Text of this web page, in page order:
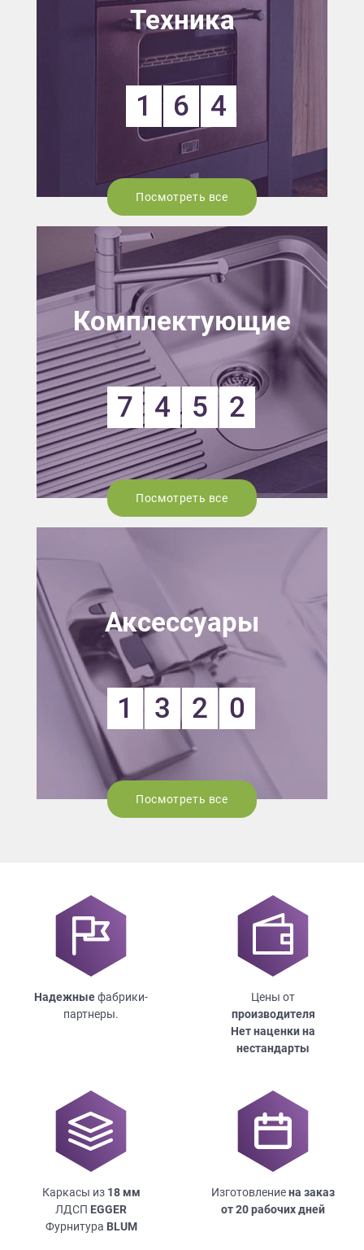
Техника
1 6 4
Посмотреть все
Комплектующие
7 4 5 2
Посмотреть все
Аксессуары
1 3 2 0
Посмотреть все
Надежныефабрики-
партнеры.
Цены от
производителя
Нет наценки на
нестандарты
Каркасы из 18мм
ЛДСП EGGER
Фурнитура BLUM
Изготовлениена заказ
от 20 рабочих дней